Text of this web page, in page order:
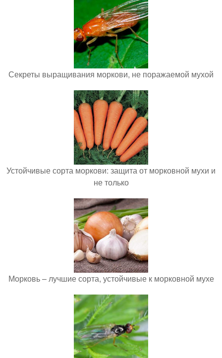
Секреты выращивания моркови, не поражаемой мухой
Устойчивые сорта моркови: защита от морковной мухи и
не только
Морковь – лучшие сорта, устойчивые к морковной мухе